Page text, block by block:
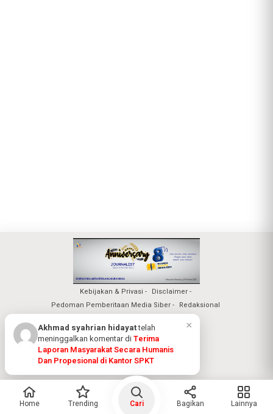
Kebijakan & Privasi
Disclaimer
Pedoman Pemberitaan Media Siber
Redaksional
Nuansa Realita Jaya 2026
Home Trending Cari Bagikan Lainnya
×
Akhmad syahrian hidayattelah
meninggalkan komentar di Terima
Laporan Masyarakat Secara Humanis
Dan Propesional di Kantor SPKT